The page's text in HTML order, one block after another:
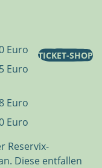
Euro
Euro
8 Euro
Euro
TICKET-SHOP
Reservix-
Diese entfallen